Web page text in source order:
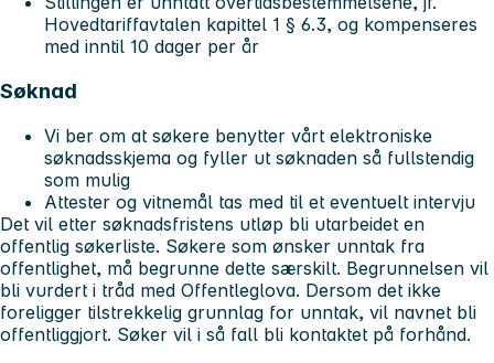
Hovedtariffavtalen kapittel 1 § 6.3, og kompenseres
med inntil 10 dager per år
Søknad
Vi ber om at søkere benytter vårt elektroniske
søknadsskjema og fyller ut søknaden så fullstendig
som mulig
Attester og vitnemål tas med til et eventuelt intervju
Det vil etter søknadsfristens utløp bli utarbeidet en
offentlig søkerliste. Søkere som ønsker unntak fra
offentlighet, må begrunne dette særskilt. Begrunnelsen vil
bli vurdert i tråd med Offentleglova. Dersom det ikke
foreligger tilstrekkelig grunnlag for unntak, vil navnet bli
offentliggjort. Søker vil i så fall bli kontaktet på forhånd.